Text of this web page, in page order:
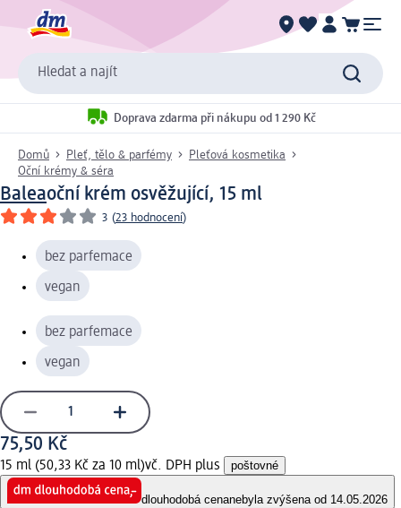
Hledat a najít
Doprava zdarma při nákupu od 1 290 Kč
Domů Pleť, tělo & parfémy
Pleťová kosmetika
Oční krémy & séra
Baleaoční krém osvěžující, 15 ml
3 (23 hodnocení)
bez parfemace
vegan
bez parfemace
vegan
75,50 Kč
15 ml (50,33 Kč za 10 ml)vč. DPH plus poštovné
dlouhodobá cenanebyla zvýšena od 14.05.2026